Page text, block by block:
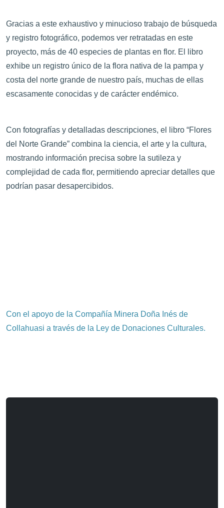
Gracias a este exhaustivo y minucioso trabajo de búsqueda
y registro fotográfico, podemos ver retratadas en este
proyecto, más de 40 especies de plantas en flor. El libro
exhibe un registro único de la flora nativa de la pampa y
costa del norte grande de nuestro país, muchas de ellas
escasamente conocidas y de carácter endémico.
Con fotografías y detalladas descripciones, el libro “Flores
del Norte Grande” combina la ciencia, el arte y la cultura,
mostrando información precisa sobre la sutileza y
complejidad de cada flor, permitiendo apreciar detalles que
podrían pasar desapercibidos.
Con el apoyo de la Compañía Minera Doña Inés de
Collahuasi a través de la Ley de Donaciones Culturales.